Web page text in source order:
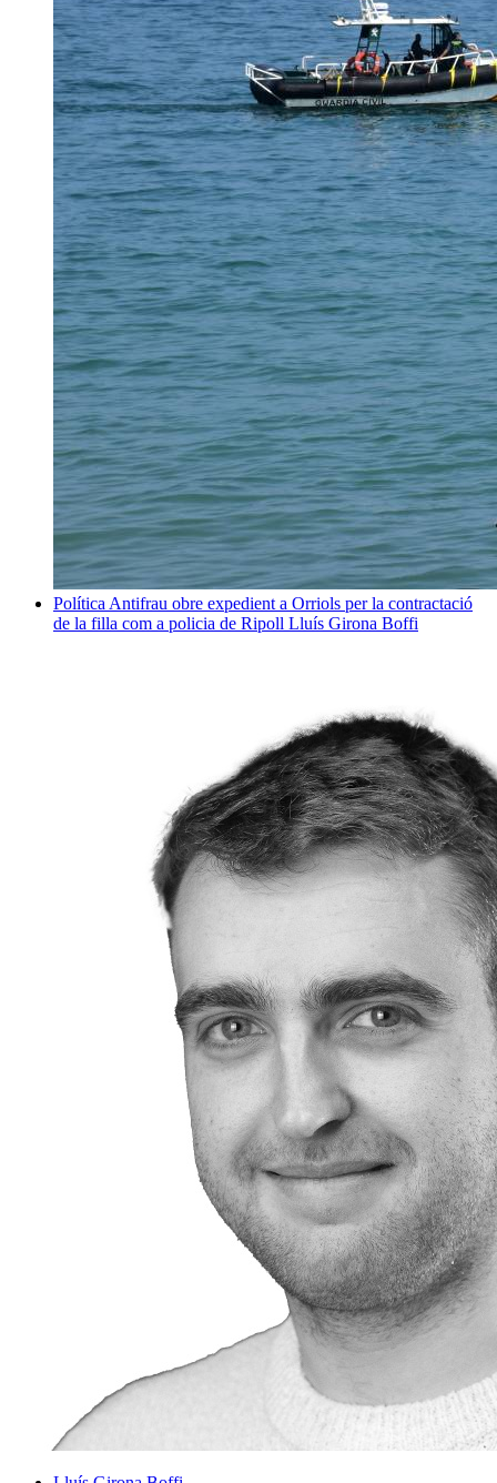
Política Antifrau obre expedient a Orriols per la contractació
de la filla com a policia de Ripoll Lluís Girona Boffi